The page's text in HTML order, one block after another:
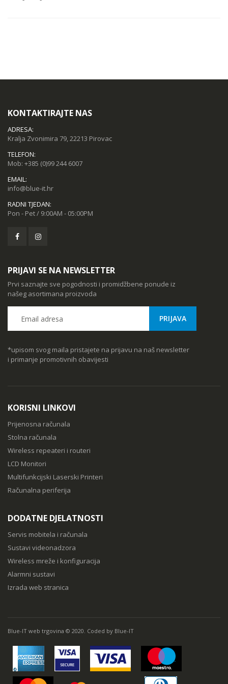
KONTAKTIRAJTE NAS
ADRESA:
Kralja Zvonimira 79, 22213 Pirovac
TELEFON:
Mob: +385 (0)99 244 6007
EMAIL:
info@blue-it.hr
RADNI TJEDAN:
Pon - Pet / 9:00AM - 05:00PM
PRIJAVI SE NA NEWSLETTER
Prvi saznajte sve pogodnosti i promidžbene ponude iz
našeg asortimana proizvoda
*upisom svog maila pristajete na prijavu na naš newsletter
i primanje promotivnih obavijesti
KORISNI LINKOVI
Prijenosna računala
Stolna računala
Wireless repeateri i routeri
LCD Monitori
Multifunkcijski Laserski Printeri
Računalna periferija
DODATNE DJELATNOSTI
Servis mobitela i računala
Sustavi videonadzora
Wireless mreže i konfiguracija
Alarmni sustavi
Izrada web stranica
Blue-IT web trgovina © 2020. Coded by Blue-IT